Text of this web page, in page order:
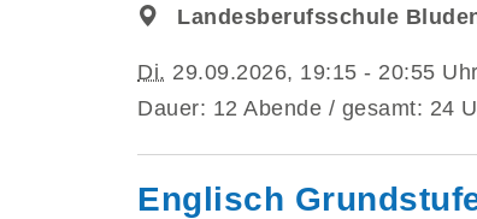
Landesberufsschule
Di. 29.09.2026, 19:15 - 20:55 Uhr
Dauer: 12 Abende / gesamt: 24
Englisch